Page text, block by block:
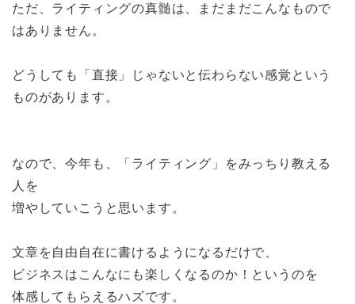
ただ、ライティングの真髄は、まだまだこんなもので
はありません。
どうしても「直接」じゃないと伝わらない感覚という
ものがあります。
なので、今年も、「ライティング」をみっちり教える
人を
増やしていこうと思います。
文章を自由自在に書けるようになるだけで、
ビジネスはこんなにも楽しくなるのか！というのを
体感してもらえるハズです。